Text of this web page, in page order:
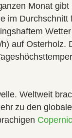
Monat gibt
im Durchschnitt
auf Osterholz.
Weltweit
zu den